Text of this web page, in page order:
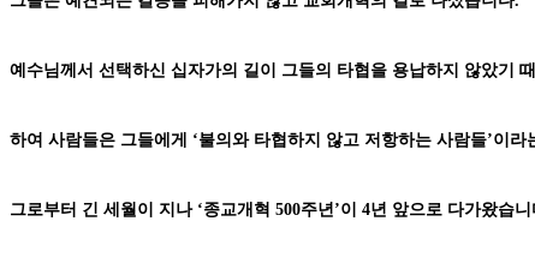
예수님께서 선택하신 십자가의 길이 그들의 타협을 용납하지 않았기
하여 사람들은 그들에게 ‘불의와 타협하지 않고 저항하는 사람들’이라
그로부터 긴 세월이 지나 ‘종교개혁 500주년’이 4년 앞으로 다가왔